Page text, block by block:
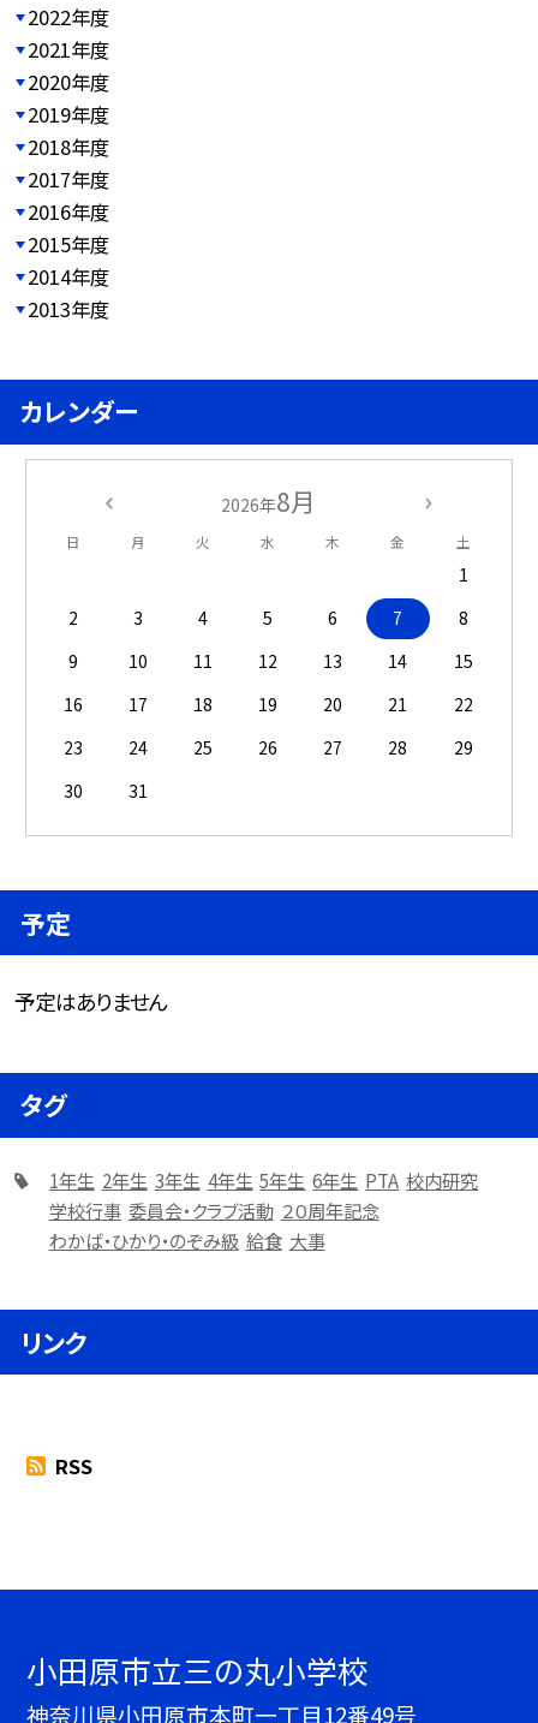
2022年度
2021年度
2020年度
2019年度
2018年度
2017年度
2016年度
2015年度
2014年度
2013年度
カレンダー
2026年8月
日 月 火 水 木 金 土
1
2
3 4 5 6 7
8
9
10 11 12 13 14
15
16
17 18 19 20 21
22
23
24 25 26 27 28
29
30
31
予定
予定はありません
タグ
1年生 2年生 3年生 4年生 5年生 6年生 PTA 校内研究
学校行事 委員会・クラブ活動 ２０周年記念
わかば・ひかり・のぞみ級 給食 大事
リンク
RSS
小田原市立三の丸小学校
神奈川県小田原市本町一丁目12番49号